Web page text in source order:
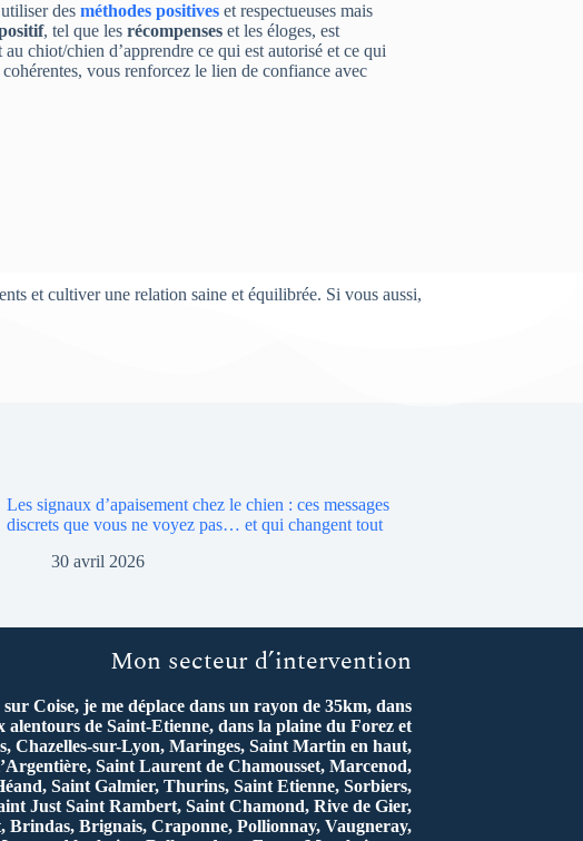
desméthodes positives et respectueuses mais
, tel que lesrécompenseset les éloges, est
au chiot/chien d’apprendre ce qui est autorisé et ce qui
vous renforcez le lien de confiance avec
et cultiver une relation saine et équilibrée. Si vous aussi,
Les signaux d’apaisement chez le chien : ces messages
discrets que vous ne voyez pas… et qui changent tout
30 avril 2026
Mon secteur d’intervention
Coise, je me déplace dans un rayon de 35km, dans
alentours de Saint-Etienne, dans la plaine du Forez et
Chazelles-sur-Lyon, Maringes, Saint Martin en haut,
Saint Laurent de Chamousset, Marcenod,
Saint Galmier, Thurins, Saint Etienne, Sorbiers,
Just Saint Rambert, Saint Chamond, Rive de Gier,
Brindas, Brignais, Craponne, Pollionnay, Vaugneray,